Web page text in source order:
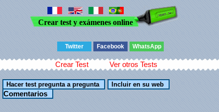
Crear test y exámenes online
Twitter Facebook WhatsApp
Crear Test Ver otros Tests
Comentarios